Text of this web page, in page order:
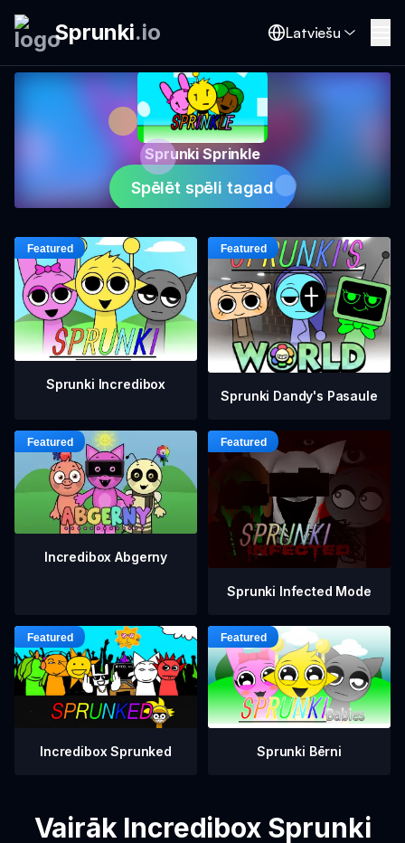
Sprunki.io Latviešu
Sprunki Sprinkle
Spēlēt spēli tagad
Sprunki Incredibox
Sprunki Dandy's Pasaule
Incredibox Abgerny
Sprunki Infected Mode
Incredibox Sprunked Sprunki Bērni
Vairāk Incredibox Sprunki